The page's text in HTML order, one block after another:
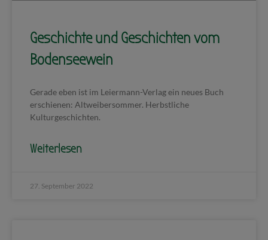
Geschichte und Geschichten vom
Bodenseewein
Gerade eben ist im Leiermann-Verlag ein neues Buch
erschienen: Altweibersommer. Herbstliche
Kulturgeschichten.
Weiterlesen
27. September 2022